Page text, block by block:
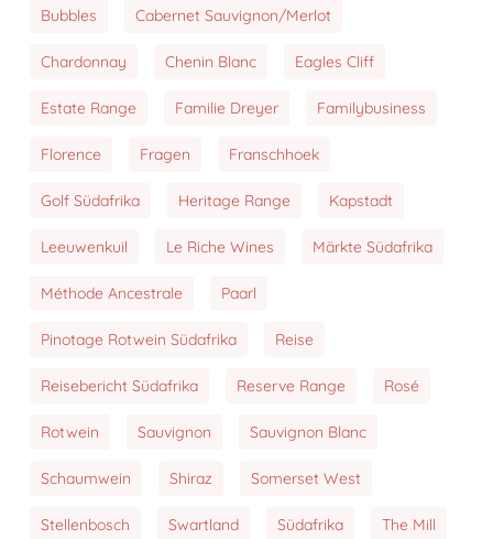
Bubbles Cabernet Sauvignon/Merlot
Chardonnay Chenin Blanc Eagles Cliff
Estate Range Familie Dreyer Familybusiness
Florence Fragen Franschhoek
Golf Südafrika Heritage Range Kapstadt
Leeuwenkuil Le Riche Wines Märkte Südafrika
Méthode Ancestrale Paarl
Pinotage Rotwein Südafrika Reise
Reisebericht Südafrika Reserve Range Rosé
Rotwein Sauvignon Sauvignon Blanc
Schaumwein Shiraz Somerset West
Stellenbosch Swartland Südafrika The Mill